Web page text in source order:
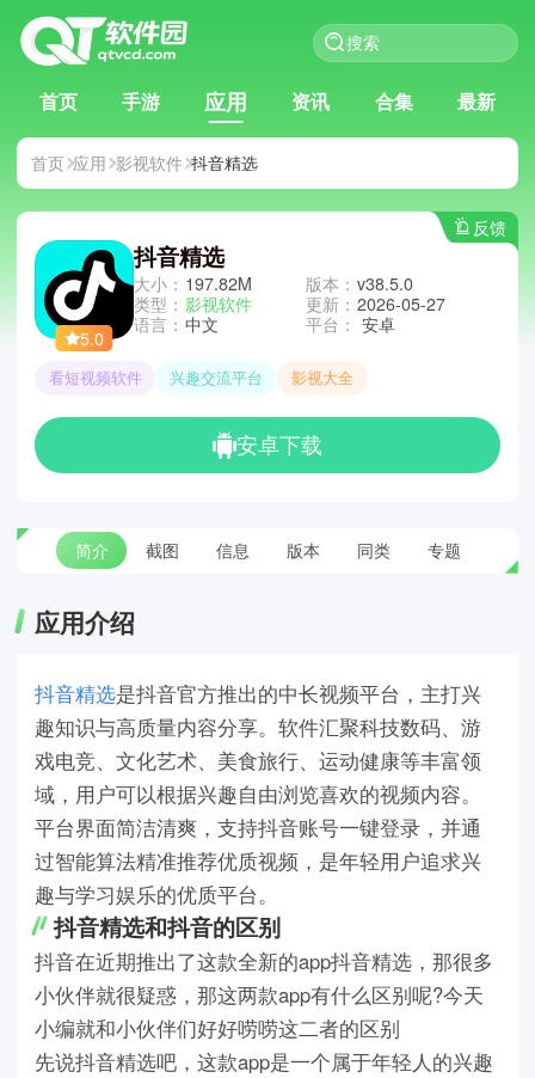
首页 手游 应用 资讯 合集 最新
首页 应用 影视软件 抖音精选
反馈
5.0
抖音精选
大小： 197.82M
类型： 影视软件
语言： 中文
版本： v38.5.0
更新： 2026-05-27
平台： 安卓
看短视频软件 兴趣交流平台 影视大全
安卓下载
简介 截图 信息 版本 同类 专题
应用介绍
抖音精选是抖音官方推出的中长视频平台，主打兴
趣知识与高质量内容分享。软件汇聚科技数码、游
戏电竞、文化艺术、美食旅行、运动健康等丰富领
域，用户可以根据兴趣自由浏览喜欢的视频内容。
平台界面简洁清爽，支持抖音账号一键登录，并通
过智能算法精准推荐优质视频，是年轻用户追求兴
趣与学习娱乐的优质平台。
抖音精选和抖音的区别
抖音在近期推出了这款全新的app抖音精选，那很多
小伙伴就很疑惑，那这两款app有什么区别呢?今天
小编就和小伙伴们好好唠唠这二者的区别
先说抖音精选吧，这款app是一个属于年轻人的兴趣